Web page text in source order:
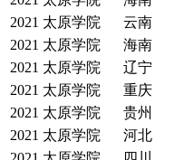
2021 太原学院 云南
2021 太原学院 海南
2021 太原学院 辽宁
2021 太原学院 重庆
2021 太原学院 贵州
2021 太原学院 河北